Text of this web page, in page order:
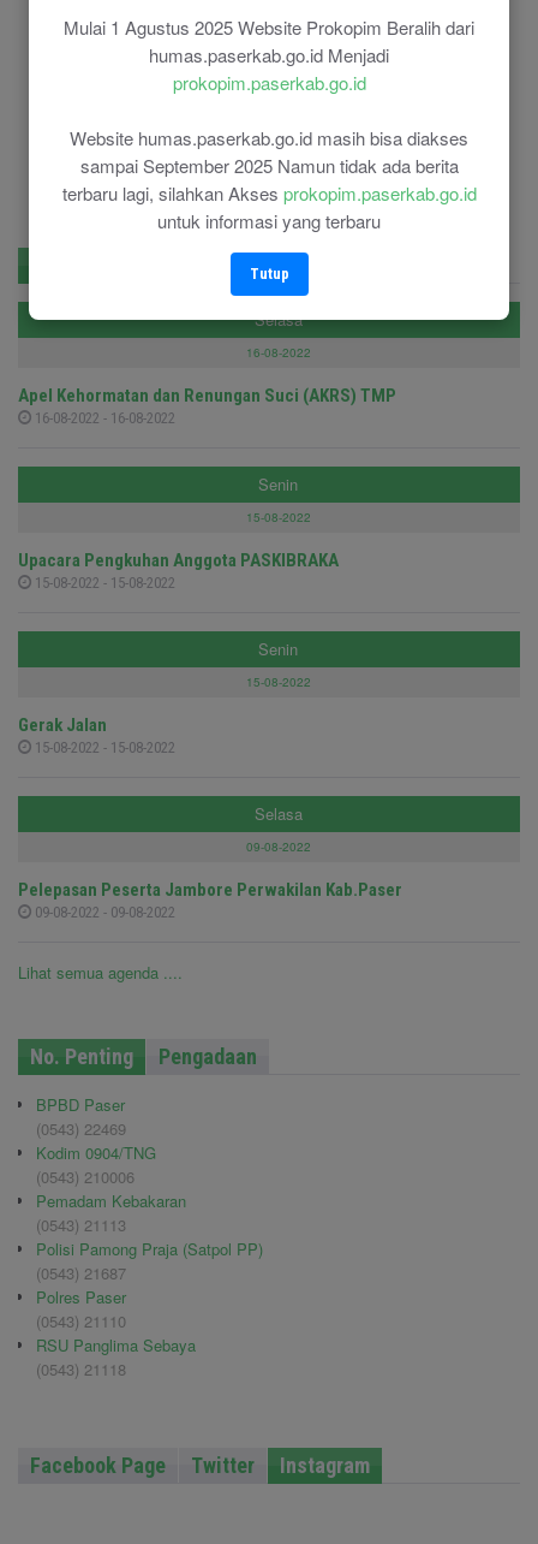
Mulai 1 Agustus 2025 Website Prokopim Beralih dari
humas.paserkab.go.id Menjadi
prokopim.paserkab.go.id
Website humas.paserkab.go.id masih bisa diakses
sampai September 2025 Namun tidak ada berita
terbaru lagi, silahkan Akses prokopim.paserkab.go.id
untuk informasi yang terbaru
TutupPengumuman
Selasa
16-08-2022
Apel Kehormatan dan Renungan Suci (AKRS) TMP
16-08-2022 - 16-08-2022
Senin
15-08-2022
Upacara Pengkuhan Anggota PASKIBRAKA
15-08-2022 - 15-08-2022
Senin
15-08-2022
Gerak Jalan
15-08-2022 - 15-08-2022
Selasa
09-08-2022
Pelepasan Peserta Jambore Perwakilan Kab.Paser
09-08-2022 - 09-08-2022
Lihat semua agenda ....
No. Penting Pengadaan
BPBD Paser
(0543) 22469
Kodim 0904/TNG
(0543) 210006
Pemadam Kebakaran
(0543) 21113
Polisi Pamong Praja (Satpol PP)
(0543) 21687
Polres Paser
(0543) 21110
RSU Panglima Sebaya
(0543) 21118
Facebook Page Twitter Instagram